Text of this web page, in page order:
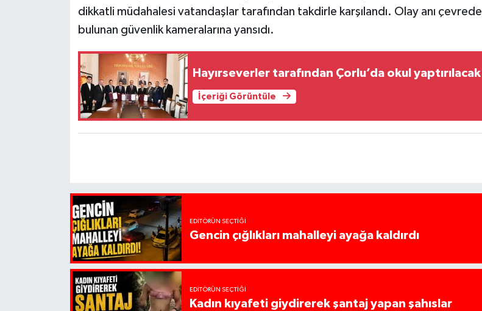
dikkatli müdahalesi vatandaşlar tarafından takdirle karşılandı. Olay anı çevrede
bulunan güvenlik kameralarına yansıdı.
Hayırseverler tarafından Çorlu’da okul yaptırılacak
İçeriği Görüntüle
EDITÖRÜN SEÇTIĞI
Gencin çığlıkları mahalleyi ayağa kaldırdı
EDITÖRÜN SEÇTIĞI
Kadın kıyafeti giydirerek şantaj yapan şahıslar